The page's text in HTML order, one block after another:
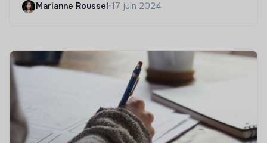
Marianne Roussel •17 juin 2024